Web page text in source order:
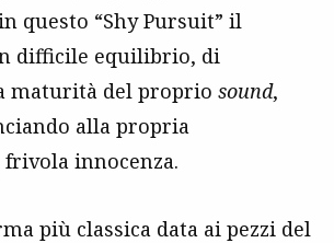
questo “Shy Pursuit” il
difficile equilibrio, di
maturità del proprio sound,
alla propria
innocenza.
più classica data ai pezzi del